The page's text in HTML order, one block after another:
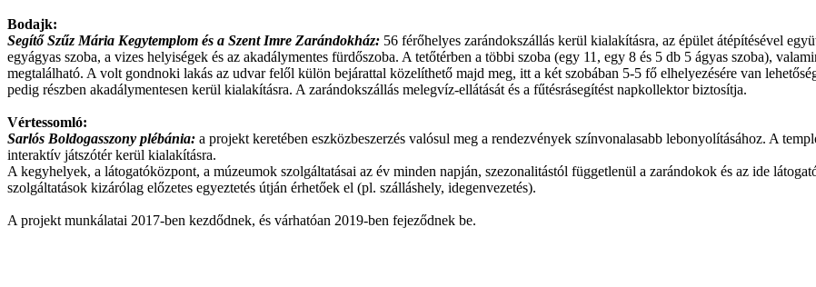
Bodajk:
Segítő Szűz Mária Kegytemplom és a Szent Imre Zarándokház: 56 férőhelyes zarándokszállás kerül kialakításra, az épület átépítésével
egyágyas szoba, a vizes helyiségek és az akadálymentes fürdőszoba. A tetőtérben a többi szoba (egy 11, egy 8 és 5 db 5 ágyas szoba),
megtalálható. A volt gondnoki lakás az udvar felől külön bejárattal közelíthető majd meg, itt a két szobában 5-5 fő elhelyezésére van
pedig részben akadálymentesen kerül kialakításra. A zarándokszállás melegvíz-ellátását és a fűtésrásegítést napkollektor biztosítja.
Vértessomló:
Sarlós Boldogasszony plébánia: a projekt keretében eszközbeszerzés valósul meg a rendezvények színvonalasabb lebonyolításához. A
interaktív játszótér kerül kialakításra.
A kegyhelyek, a látogatóközpont, a múzeumok szolgáltatásai az év minden napján, szezonalitástól függetlenül a zarándokok és az ide
szolgáltatások kizárólag előzetes egyeztetés útján érhetőek el (pl. szálláshely, idegenvezetés).
A projekt munkálatai 2017-ben kezdődnek, és várhatóan 2019-ben fejeződnek be.